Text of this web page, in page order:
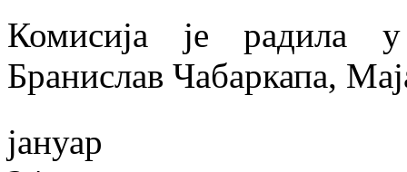
Комисија је радила
Бранислав Чабаркапа,
јануар